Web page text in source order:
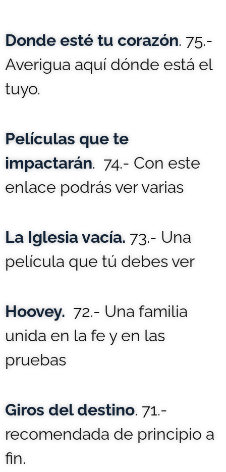
Donde esté tu corazón. 75.-
Averigua aquí dónde está el
tuyo.
Películas que te
impactarán. 74.- Con este
enlace podrás ver varias
La Iglesia vacía. 73.- Una
película que tú debes ver
Hoovey. 72.- Una familia
unida en la fe y en las
pruebas
Giros del destino. 71.-
recomendada de principio a
fin.